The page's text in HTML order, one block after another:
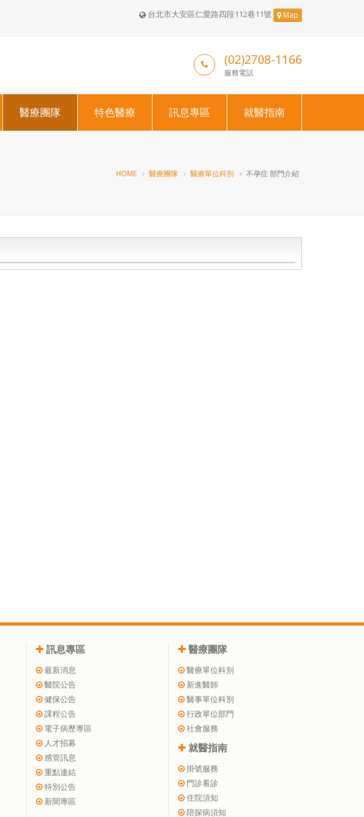
台北市大安區仁愛路四段112巷11號 Map
(02)2708-1166
服務電話
醫療團隊 特色醫療 訊息專區 就醫指南
HOME 醫療團隊 醫療單位科別 不孕症 部門介紹
訊息專區
最新消息
醫院公告
健保公告
課程公告
電子病歷專區
人才招募
感管訊息
重點連結
特別公告
新聞專區
醫療團隊
醫療單位科別
新進醫師
醫事單位科別
行政單位部門
社會服務
就醫指南
掛號服務
門診看診
住院須知
陪探病須知